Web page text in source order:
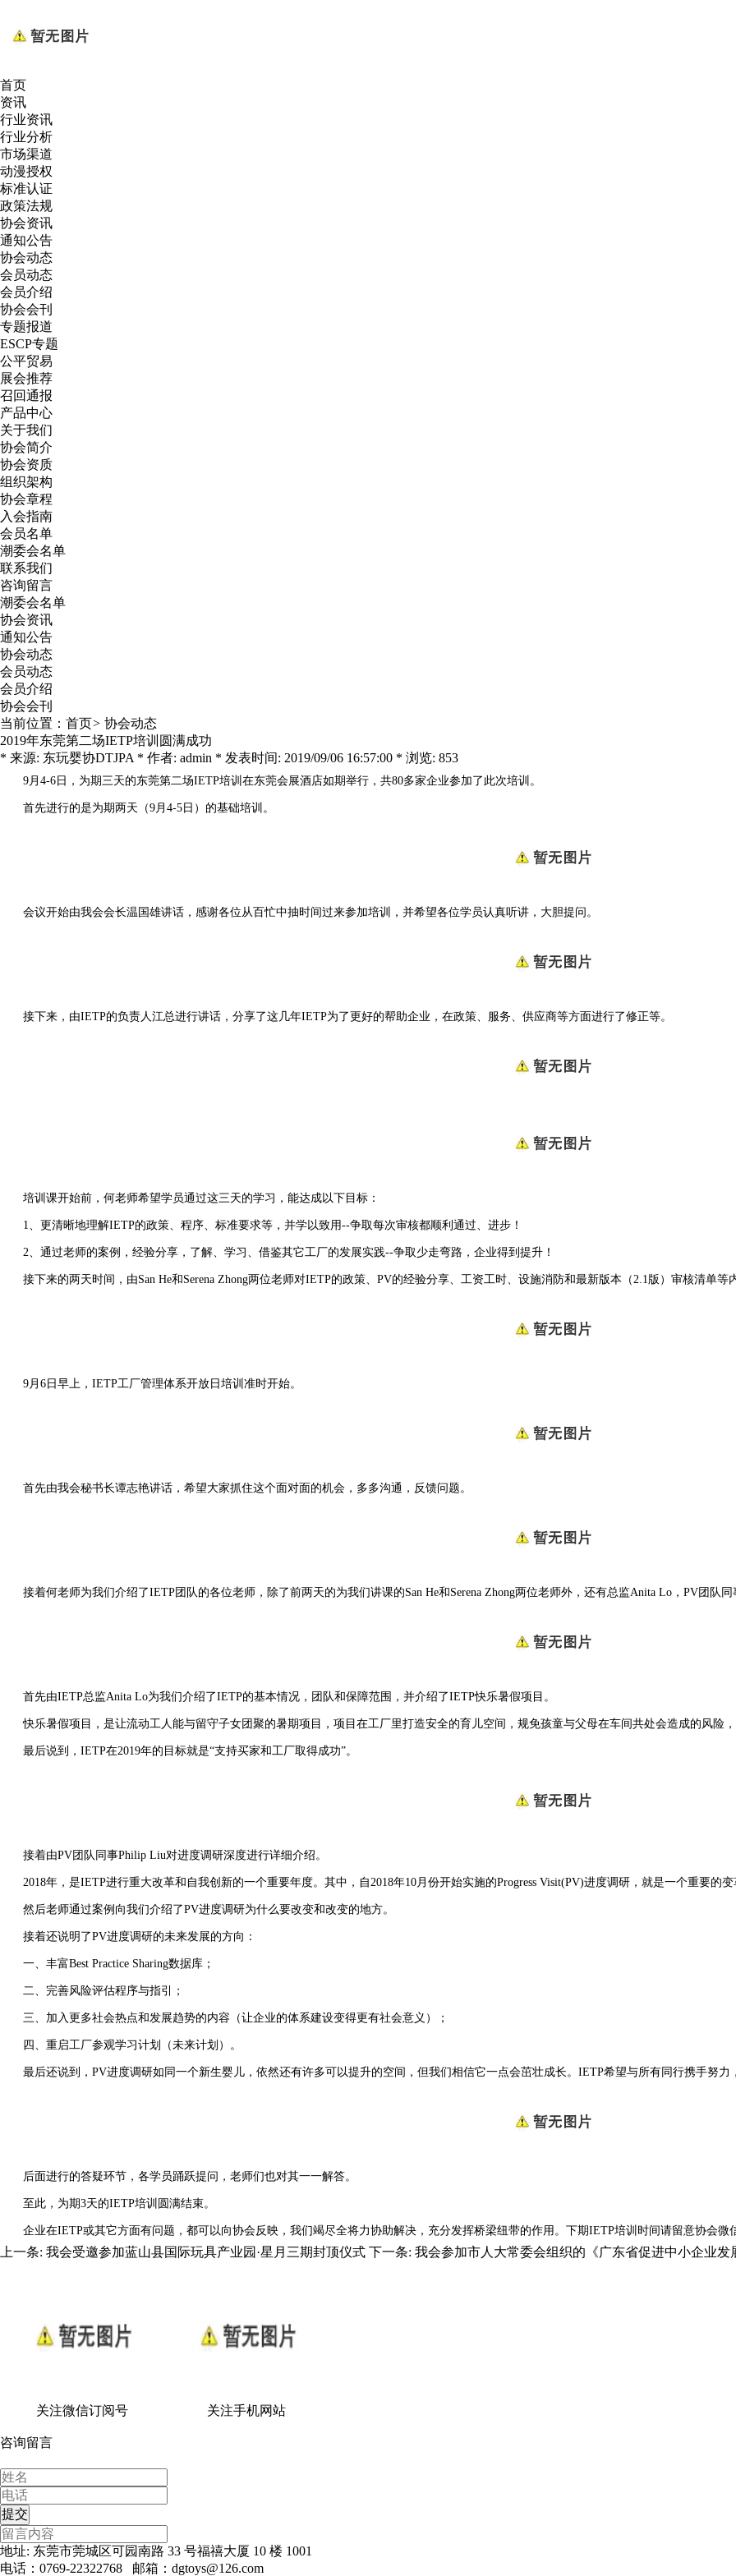
首页
资讯
行业资讯
行业分析
市场渠道
动漫授权
标准认证
政策法规
协会资讯
通知公告
协会动态
会员动态
会员介绍
协会会刊
专题报道
ESCP专题
公平贸易
展会推荐
召回通报
产品中心
关于我们
协会简介
协会资质
组织架构
协会章程
入会指南
会员名单
潮委会名单
联系我们
咨询留言
潮委会名单
协会资讯
通知公告
协会动态
会员动态
会员介绍
协会会刊
当前位置： 首页> 协会动态
2019年东莞第二场IETP培训圆满成功
* 来源: 东玩婴协DTJPA * 作者: admin * 发表时间: 2019/09/06 16:57:00 * 浏览: 853
9月4-6日，为期三天的东莞第二场IETP培训在东莞会展酒店如期举行，共80多家企业参加了此次培训。
首先进行的是为期两天（9月4-5日）的基础培训。
会议开始由我会会长温国雄讲话，感谢各位从百忙中抽时间过来参加培训，并希望各位学员认真听讲，大胆提问。
接下来，由IETP的负责人江总进行讲话，分享了这几年IETP为了更好的帮助企业，在政策、服务、供应商等方面进行了修正等。
培训课开始前，何老师希望学员通过这三天的学习，能达成以下目标：
1、更清晰地理解IETP的政策、程序、标准要求等，并学以致用--争取每次审核都顺利通过、进步！
2、通过老师的案例，经验分享，了解、学习、借鉴其它工厂的发展实践--争取少走弯路，企业得到提升！
接下来的两天时间，由San He和Serena Zhong两位老师对IETP的政策、PV的经验分享、工资工时、设施消防和最新版本（2.1版）审核清单等
9月6日早上，IETP工厂管理体系开放日培训准时开始。
首先由我会秘书长谭志艳讲话，希望大家抓住这个面对面的机会，多多沟通，反馈问题。
接着何老师为我们介绍了IETP团队的各位老师，除了前两天的为我们讲课的San He和Serena Zhong两位老师外，还有总监Anita Lo，PV团队同
首先由IETP总监Anita Lo为我们介绍了IETP的基本情况，团队和保障范围，并介绍了IETP快乐暑假项目。
快乐暑假项目，是让流动工人能与留守子女团聚的暑期项目，项目在工厂里打造安全的育儿空间，规免孩童与父母在车间共处会造成的风险，
最后说到，IETP在2019年的目标就是“支持买家和工厂取得成功”。
接着由PV团队同事Philip Liu对进度调研深度进行详细介绍。
2018年，是IETP进行重大改革和自我创新的一个重要年度。其中，自2018年10月份开始实施的Progress Visit(PV)进度调研，就是一个重要的变
然后老师通过案例向我们介绍了PV进度调研为什么要改变和改变的地方。
接着还说明了PV进度调研的未来发展的方向：
一、丰富Best Practice Sharing数据库；
二、完善风险评估程序与指引；
三、加入更多社会热点和发展趋势的内容（让企业的体系建设变得更有社会意义）；
四、重启工厂参观学习计划（未来计划）。
最后还说到，PV进度调研如同一个新生婴儿，依然还有许多可以提升的空间，但我们相信它一点会茁壮成长。IETP希望与所有同行携手努力
后面进行的答疑环节，各学员踊跃提问，老师们也对其一一解答。
至此，为期3天的IETP培训圆满结束。
企业在IETP或其它方面有问题，都可以向协会反映，我们竭尽全将力协助解决，充分发挥桥梁纽带的作用。下期IETP培训时间请留意协会微
上一条: 我会受邀参加蓝山县国际玩具产业园·星月三期封顶仪式 下一条: 我会参加市人大常委会组织的《广东省促进中小企业
关注微信订阅号 关注手机网站
咨询留言
地址: 东莞市莞城区可园南路 33 号福禧大厦 10 楼 1001
电话：0769-22322768 邮箱：dgtoys@126.com